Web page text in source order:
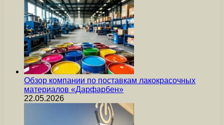
Обзор компании по поставкам лакокрасочных
материалов «Дарфарбен»
22.05.2026